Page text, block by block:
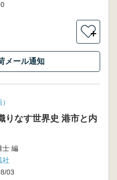
＋
メール通知
りなす世界史 港市と内
士 編
社
03